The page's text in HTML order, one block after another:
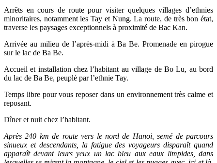
Arrêts en cours de route pour visiter quelques villages d’ethnies
minoritaires, notamment les Tay et Nung. La route, de très bon état,
traverse les paysages exceptionnels à proximité de Bac Kan.
Arrivée au milieu de l’après-midi à Ba Be. Promenade en pirogue
sur le lac de Ba Be.
Accueil et installation chez l’habitant au village de Bo Lu, au bord
du lac de Ba Be, peuplé par l’ethnie Tay.
Temps libre pour vous reposer dans un environnement très calme et
reposant.
Dîner et nuit chez l’habitant.
Après 240 km de route vers le nord de Hanoi, semé de parcours
sinueux et descendants, la fatigue des voyageurs disparaît quand
apparaît devant leurs yeux un lac bleu aux eaux limpides, dans